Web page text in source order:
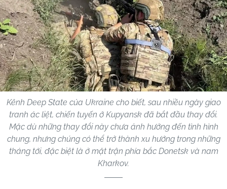
Kênh Deep State của Ukraine cho biết, sau nhiều ngày giao
tranh ác liệt, chiến tuyến ở Kupyansk đã bắt đầu thay đổi.
Mặc dù những thay đổi này chưa ảnh hưởng đến tình hình
chung, nhưng chúng có thể trở thành xu hướng trong những
tháng tới, đặc biệt là ở mặt trận phía bắc Donetsk và nam
Kharkov.